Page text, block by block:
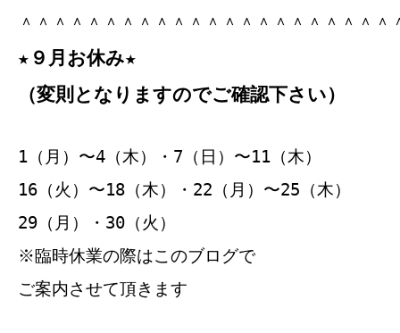
＾＾＾＾＾＾＾＾＾＾＾＾＾＾＾＾＾＾＾＾＾
★９月お休み★
（変則となりますのでご確認下さい）
1（月）〜4（木）・7（日）〜11（木）
16（火）〜18（木）・22（月）〜25（木）
29（月）・30（火）
※臨時休業の際はこのブログで
ご案内させて頂きます